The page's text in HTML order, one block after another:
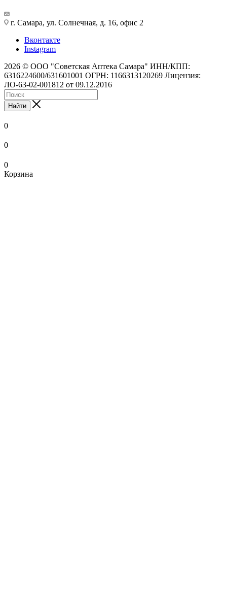
г. Самара, ул. Солнечная, д. 16, офис 2
Вконтакте
Instagram
2026 © ООО "Советская Аптека Самара" ИНН/КПП:
6316224600/631601001 ОГРН: 1166313120269 Лицензия:
ЛО-63-02-001812 от 09.12.2016
Найти
0
0
0
Корзина